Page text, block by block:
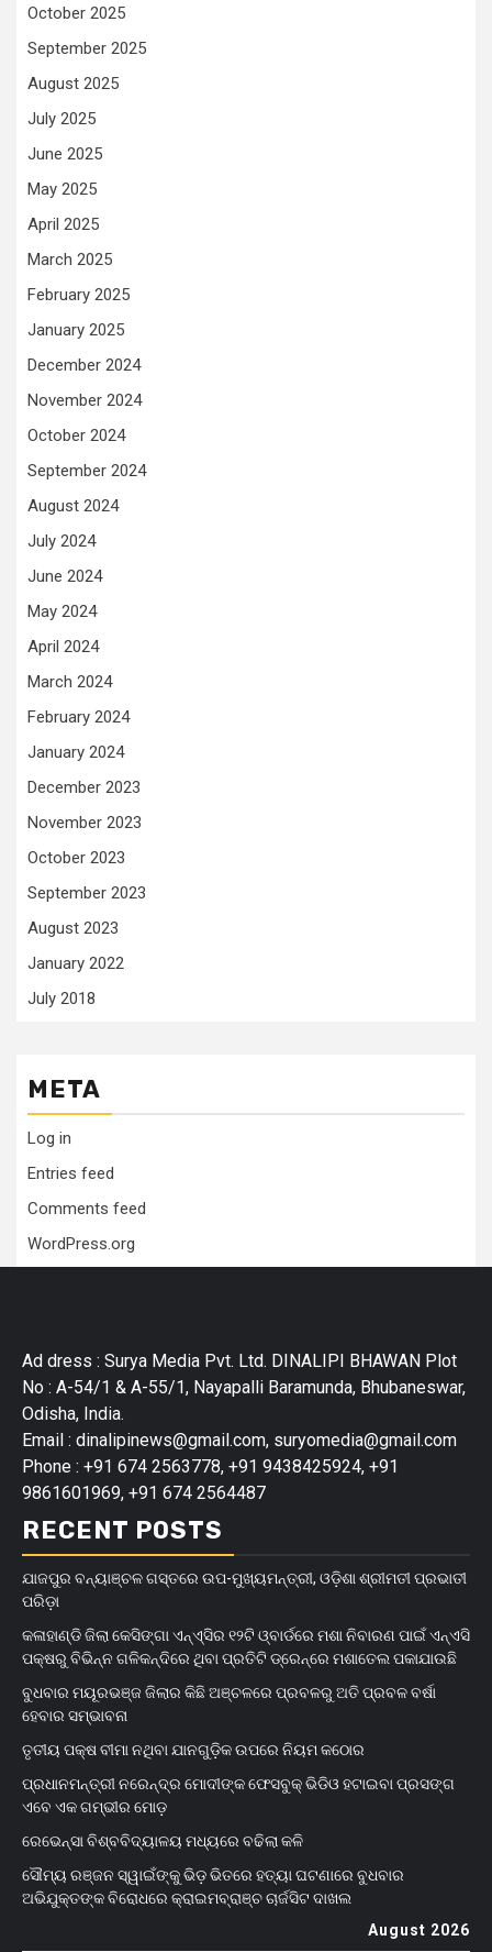
October 2025
September 2025
August 2025
July 2025
June 2025
May 2025
April 2025
March 2025
February 2025
January 2025
December 2024
November 2024
October 2024
September 2024
August 2024
July 2024
June 2024
May 2024
April 2024
March 2024
February 2024
January 2024
December 2023
November 2023
October 2023
September 2023
August 2023
January 2022
July 2018
META
Log in
Entries feed
Comments feed
WordPress.org
Ad dress : Surya Media Pvt. Ltd. DINALIPI BHAWAN Plot
No : A-54/1 & A-55/1, Nayapalli Baramunda, Bhubaneswar,
Odisha, India.
Email : dinalipinews@gmail.com, suryomedia@gmail.com
Phone : +91 674 2563778, +91 9438425924, +91
9861601969, +91 674 2564487
RECENT POSTS
ଯାଜପୁର ବନ୍ୟାଞ୍ଚଳ ଗସ୍ତରେ ଉପ-ମୁଖ୍ୟମନ୍ତ୍ରୀ, ଓଡ଼ିଶା ଶ୍ରୀମତୀ ପ୍ରଭାତୀ
ପରିଡ଼ା
କଳାହାଣ୍ଡି ଜିଲା କେସିଙ୍ଗା ଏନ୍‌ଏ୍‌ସିର ୧୨ଟି ଓ୍ବାର୍ଡରେ ମଶା ନିବାରଣ ପାଇଁ ଏନ୍‌ଏସି
ପକ୍ଷରୁ ବିଭିନ୍ନ ଗଳିକନ୍ଦିରେ ଥିବା ପ୍ରତିଟି ଡ୍ରେନ୍‌ରେ ମଶାତେଲ ପକାଯାଉଛି
ବୁଧବାର ମୟୂରଭଞ୍ଜ ଜିଲାର କିଛି ଅଞ୍ଚଳରେ ପ୍ରବଳରୁ ଅତି ପ୍ରବଳ ବର୍ଷା
ହେବାର ସମ୍ଭାବନା
ତୃତୀୟ ପକ୍ଷ ବୀମା ନଥିବା ଯାନଗୁଡ଼ିକ ଉପରେ ନିୟମ କଠୋର
ପ୍ରଧାନମନ୍ତ୍ରୀ ନରେନ୍ଦ୍ର ମୋଦୀଙ୍କ ଫେସବୁକ୍ ଭିଡିଓ ହଟାଇବା ପ୍ରସଙ୍ଗ
ଏବେ ଏକ ଗମ୍ଭୀର ମୋଡ଼
ରେଭେନ୍ସା ବିଶ୍ବବିଦ୍ୟାଳୟ ମଧ୍ୟରେ ବଢିଲା କଳି
ସୌମ୍ୟ ରଞ୍ଜନ ସ୍ୱାଇଁଙ୍କୁ ଭିଡ଼ ଭିତରେ ହତ୍ୟା ଘଟଣାରେ ବୁଧବାର
ଅଭିଯୁକ୍ତଙ୍କ ବିରୋଧରେ କ୍ରାଇମବ୍ରାଞ୍ଚ ଚାର୍ଜସିଟ ଦାଖଲ
August 2026